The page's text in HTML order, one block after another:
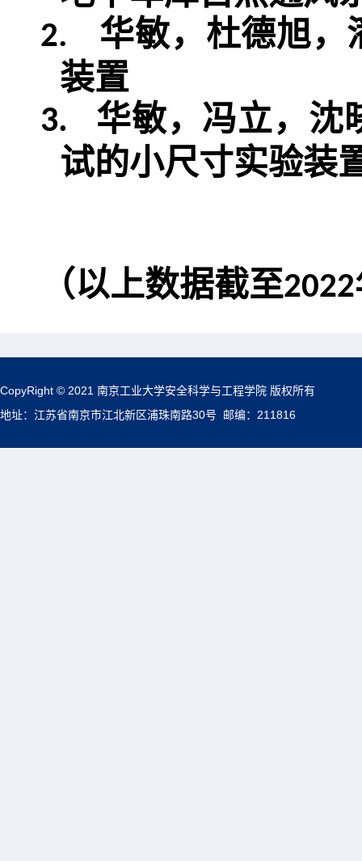
2.
华敏，杜德旭，
装置
3.
华敏，冯立，沈
试的小尺寸实验装
（以上数据截至2022
CopyRight © 2021 南京工业大学安全科学与工程学院 版权所有
地址：江苏省南京市江北新区浦珠南路30号 邮编：211816